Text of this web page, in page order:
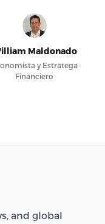
Maldonado
y Estratega
Financiero
and global